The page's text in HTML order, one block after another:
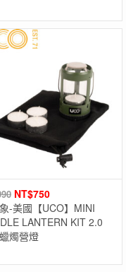
NT$750
-美國【UCO】MINI
LANTERN KIT 2.0
燭營燈